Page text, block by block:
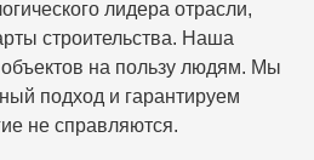
лидера отрасли,
строительства. Наша
на пользу людям. Мы
подход и гарантируем
не справляются.